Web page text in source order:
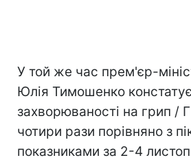
У той же час прем'єр-
Юлія Тимошенко
захворюваності на грип /
чотири рази порівняно з
показниками за 2-4